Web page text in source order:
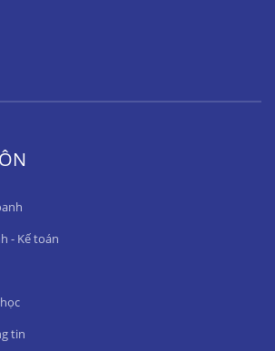
- Kế toán
tin